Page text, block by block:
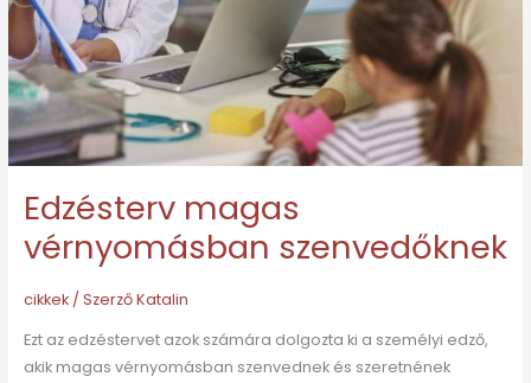
Edzésterv magas
vérnyomásban szenvedőknek
cikkek/ SzerzőKatalin
Ezt az edzéstervet azok számára dolgozta ki a személyi edző,
akik magas vérnyomásban szenvednek és szeretnének